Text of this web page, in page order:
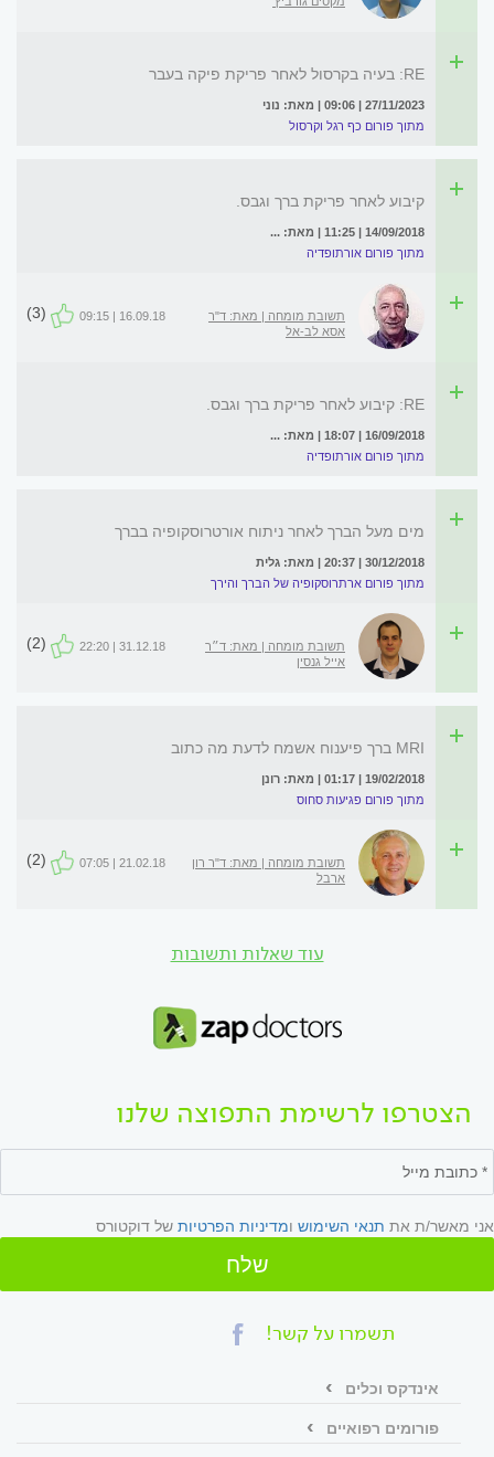
RE: בעיה בקרסול לאחר פריקת פיקה בעבר
27/11/2023 | 09:06 | מאת: נוני
מתוך פורום כף רגל וקרסול
קיבוע לאחר פריקת ברך וגבס.
14/09/2018 | 11:25 | מאת: ...
מתוך פורום אורתופדיה
תשובת מומחה | מאת: ד"ר
אסא לב-אל
16.09.18 | 09:15
(3)
RE: קיבוע לאחר פריקת ברך וגבס.
16/09/2018 | 18:07 | מאת: ...
מתוך פורום אורתופדיה
מים מעל הברך לאחר ניתוח אורטרוסקופיה בברך
30/12/2018 | 20:37 | מאת: גלית
מתוך פורום ארתרוסקופיה של הברך והירך
תשובת מומחה | מאת: ד״ר
אייל גנסין
31.12.18 | 22:20
(2)
MRI ברך פיענוח אשמח לדעת מה כתוב
19/02/2018 | 01:17 | מאת: רונן
מתוך פורום פגיעות סחוס
תשובת מומחה | מאת: ד"ר רון
ארבל
21.02.18 | 07:05
(2)
עוד שאלות ותשובות
הצטרפו לרשימת התפוצה שלנו
אני מאשר/ת את תנאי השימוש ומדיניות הפרטיות של דוקטורס
שלח
תשמרו על קשר!
אינדקס וכלים
פורומים רפואיים